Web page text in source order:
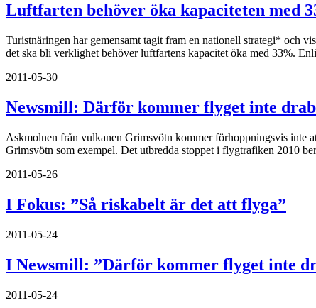
Luftfarten behöver öka kapaciteten med
Turistnäringen har gemensamt tagit fram en nationell strategi* och
det ska bli verklighet behöver luftfartens kapacitet öka med 33%.
2011-05-30
Newsmill: Därför kommer flyget inte
Askmolnen från vulkanen Grimsvötn kommer förhoppningsvis inte
Grimsvötn som exempel. Det utbredda stoppet i flygtrafiken 2010
2011-05-26
I Fokus: ”Så riskabelt är det att flyga”
2011-05-24
I Newsmill: ”Därför kommer flyget inte
2011-05-24